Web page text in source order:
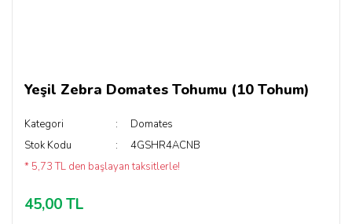
Yeşil Zebra Domates Tohumu (10 Tohum)
Kategori
Domates
Stok Kodu
4GSHR4ACNB
* 5,73 TL den başlayan taksitlerle!
45,00 TL